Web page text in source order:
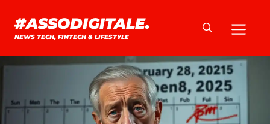
contenuto
#ASSODIGITALE.
NEWS TECH, FINTECH & LIFESTYLE